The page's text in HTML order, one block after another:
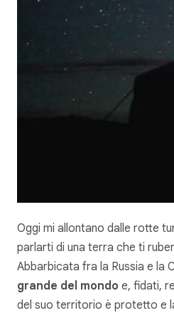
Oggi mi allontano dalle rotte
parlarti di una terra che ti
Abbarbicata fra la Russia e la
grande del mondo e, fidati,
del suo territorio è protetto e